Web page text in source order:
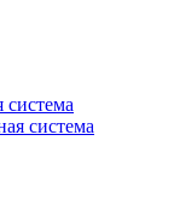
система
система